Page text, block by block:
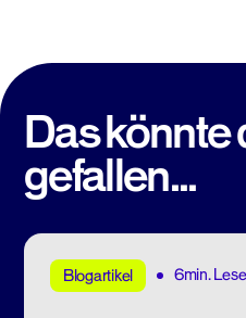
Das könnte
gefallen...
Blogartikel 6min.